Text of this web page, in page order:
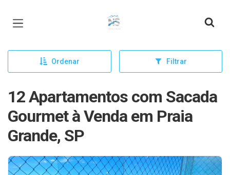
Página inicial
Ordenar Filtrar
12 Apartamentos com Sacada
Gourmet à Venda em Praia
Grande, SP